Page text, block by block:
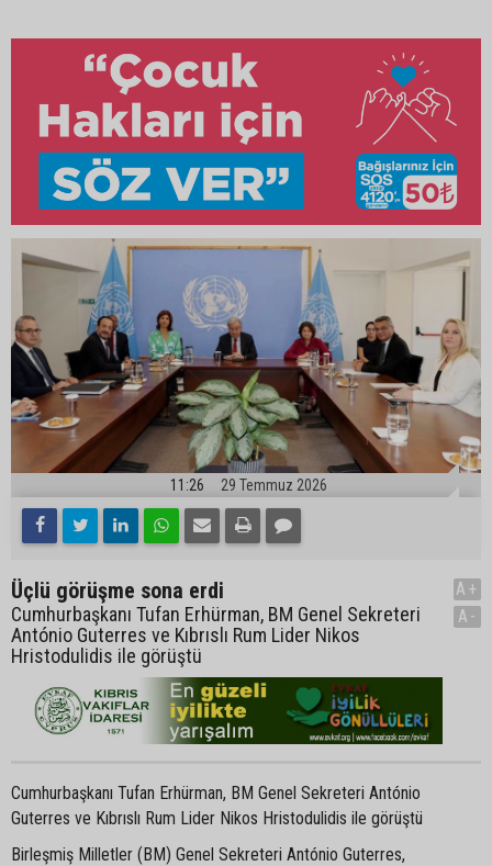
11:26 29 Temmuz 2026
Üçlü görüşme sona erdi
Cumhurbaşkanı Tufan Erhürman, BM Genel Sekreteri
António Guterres ve Kıbrıslı Rum Lider Nikos
Hristodulidis ile görüştü
A+
A-
Cumhurbaşkanı Tufan Erhürman, BM Genel Sekreteri António
Guterres ve Kıbrıslı Rum Lider Nikos Hristodulidis ile görüştü
Birleşmiş Milletler (BM) Genel Sekreteri António Guterres,